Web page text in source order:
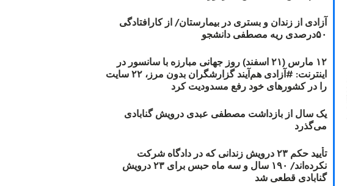
آزادی از زندان و بستری در بیمارستان/ از کارافتادگی
۵۰درصدی ریه مصطفی دانشجو
۱۲ مارس (۲۱ اسفند) روز جهانی مبارزه با سانسور در
اینترنت: #آزادی هم‌آیند گزارشگران‌ بدون مرز، ۲۲ سایت
را در کشورهای خود رفع مسدودیت کرد
یک سال از بازداشت مصطفی عبدی درویش گنابادی
می‌گذرد
تأیید حکم ۲۳ درویش زندانی که در دادگاه شرکت
نکرده‌اند/ ۱۹۰ سال و سه ماه حبس برای ۲۳ درویش
گنابادی قطعی شد